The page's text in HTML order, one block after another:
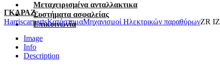
Μεταχειρισμένα ανταλλακτικα
Συστήματα ασφαλείας
Επικοινωνία
ΓΚΑΡΑΖ
HarriscarpartsΚατάστημαΜηχανισμοί Ηλεκτρικών παραθύρωνZR
Image
Info
Description